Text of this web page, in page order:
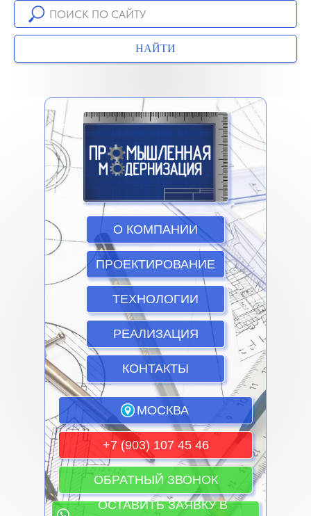
НАЙТИ
КОНТАКТЫ
РЕАЛИЗАЦИЯ
ТЕХНОЛОГИИ
ПРОЕКТИРОВАНИЕ
О КОМПАНИИ
ОСТАВИТЬ ЗАЯВКУ В
ОБРАТНЫЙ ЗВОНОК
+7 (903) 107 45 46
МОСКВА